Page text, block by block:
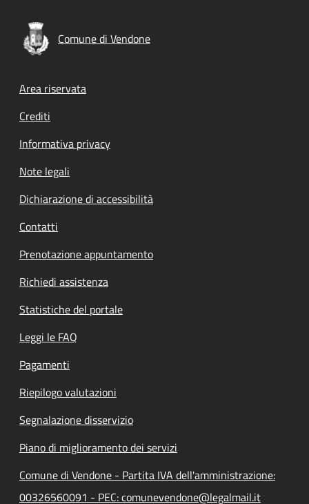
Comune di Vendone
Footer menu
Area riservata
Crediti
Informativa privacy
Note legali
Dichiarazione di accessibilità
Contatti
Prenotazione appuntamento
Richiedi assistenza
Statistiche del portale
Leggi le FAQ
Pagamenti
Riepilogo valutazioni
Segnalazione disservizio
Piano di miglioramento dei servizi
Comune di Vendone - Partita IVA dell'amministrazione:
00326560091 - PEC: comunevendone@legalmail.it